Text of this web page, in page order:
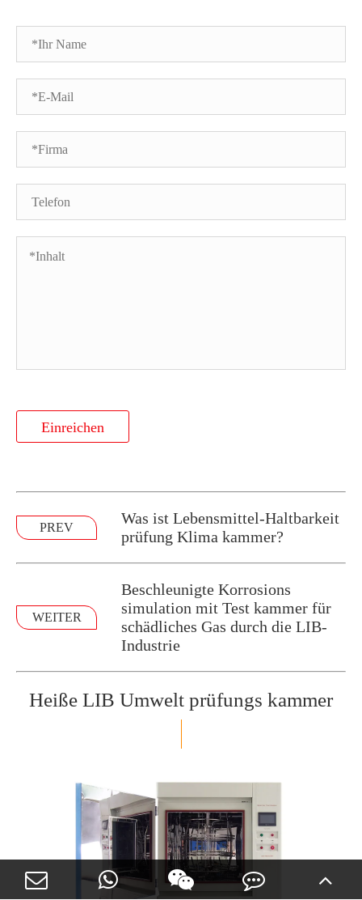
Einreichen
PREV
Was ist Lebensmittel-Haltbarkeit
prüfung Klima kammer?
WEITER
Beschleunigte Korrosions
simulation mit Test kammer für
schädliches Gas durch die LIB-
Industrie
Heiße LIB Umwelt prüfungs kammer